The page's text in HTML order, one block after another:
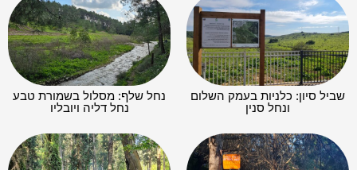
שביל סיון: כלניות בעמק השלום
ונחל סנין
נחל שלף: מסלול בשמורת טבע
נחל דליה ויובליו